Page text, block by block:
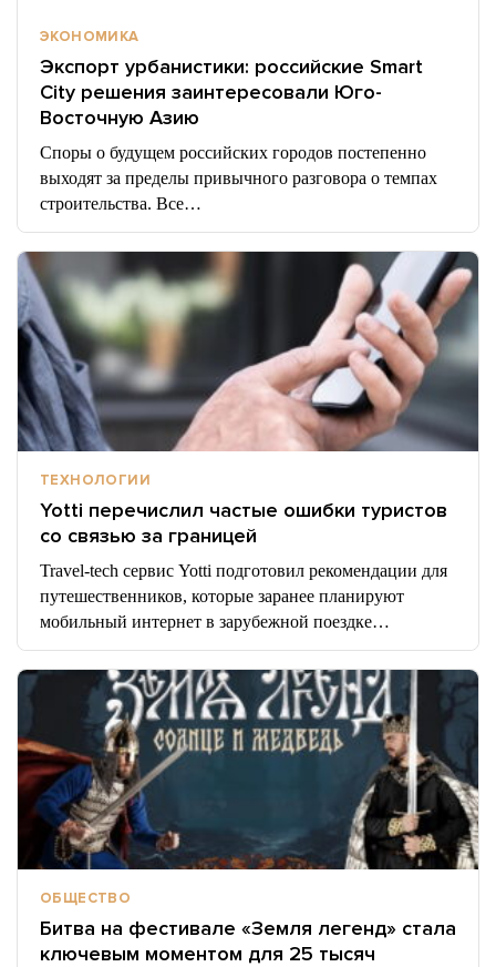
ЭКОНОМИКА
Экспорт урбанистики: российские Smart
City решения заинтересовали Юго-
Восточную Азию
Споры о будущем российских городов постепенно
выходят за пределы привычного разговора о темпах
строительства. Все…
ТЕХНОЛОГИИ
Yotti перечислил частые ошибки туристов
со связью за границей
Travel-tech сервис Yotti подготовил рекомендации для
путешественников, которые заранее планируют
мобильный интернет в зарубежной поездке…
ОБЩЕСТВО
Битва на фестивале «Земля легенд» стала
ключевым моментом для 25 тысяч